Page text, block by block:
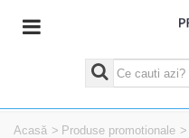
Acasă > Produse promotionale >